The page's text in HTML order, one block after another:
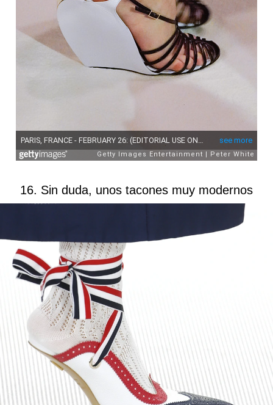
16. Sin duda, unos tacones muy modernos